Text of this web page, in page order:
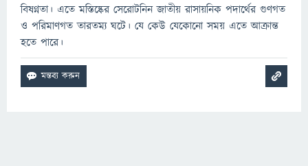
বিষণ্নতা। এতে মস্তিষ্কের সেরোটনিন জাতীয় রাসায়নিক পদার্থের গুণগত
ও পরিমাণগত তারতম্য ঘটে। যে কেউ যেকোনো সময় এতে আক্রান্ত
হতে পারে।